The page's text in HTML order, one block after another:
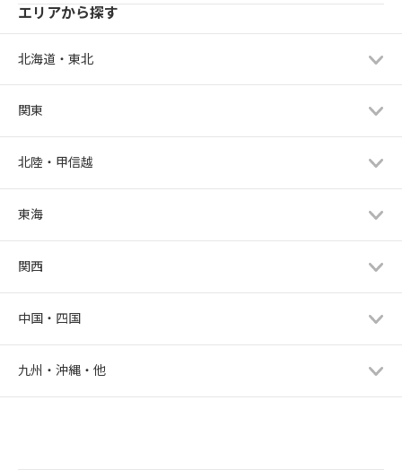
エリアから探す
北海道・東北
関東
北陸・甲信越
東海
関西
中国・四国
九州・沖縄・他